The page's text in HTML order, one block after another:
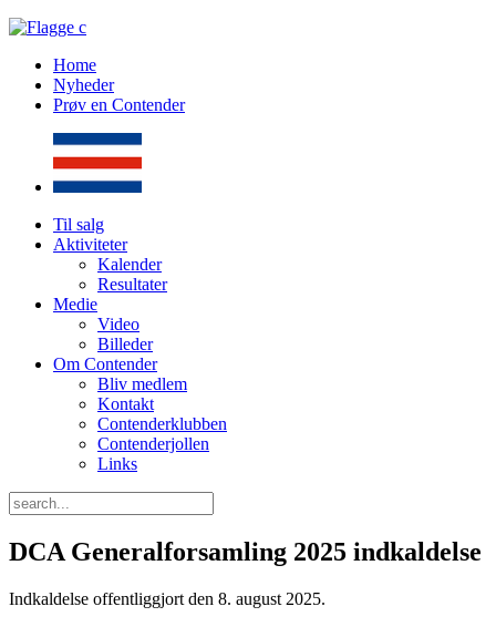
Home
Nyheder
Prøv en Contender
Til salg
Aktiviteter
Kalender
Resultater
Medie
Video
Billeder
Om Contender
Bliv medlem
Kontakt
Contenderklubben
Contenderjollen
Links
DCA Generalforsamling 2025 indkaldelse
Indkaldelse offentliggjort den 8. august 2025.